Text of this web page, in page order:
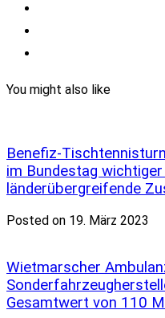
You might also like
Benefiz-
im Bundestag
länderübergreifende
Posted on 19. März 2023
Wietmarscher
Gesamtwert von 110